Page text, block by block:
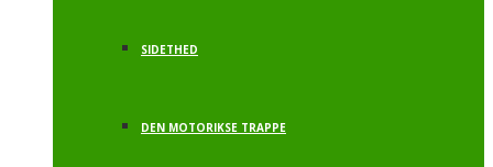
SIDETHED
DEN MOTORIKSE TRAPPE